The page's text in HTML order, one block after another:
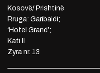
Kosovë/ Prishtinë
Rruga: Garibaldi;
‘Hotel Grand’;
Kati II
Zyra nr. 13